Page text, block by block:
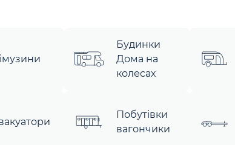
Будинки
Дома на
колесах
Побутівки
вагончики